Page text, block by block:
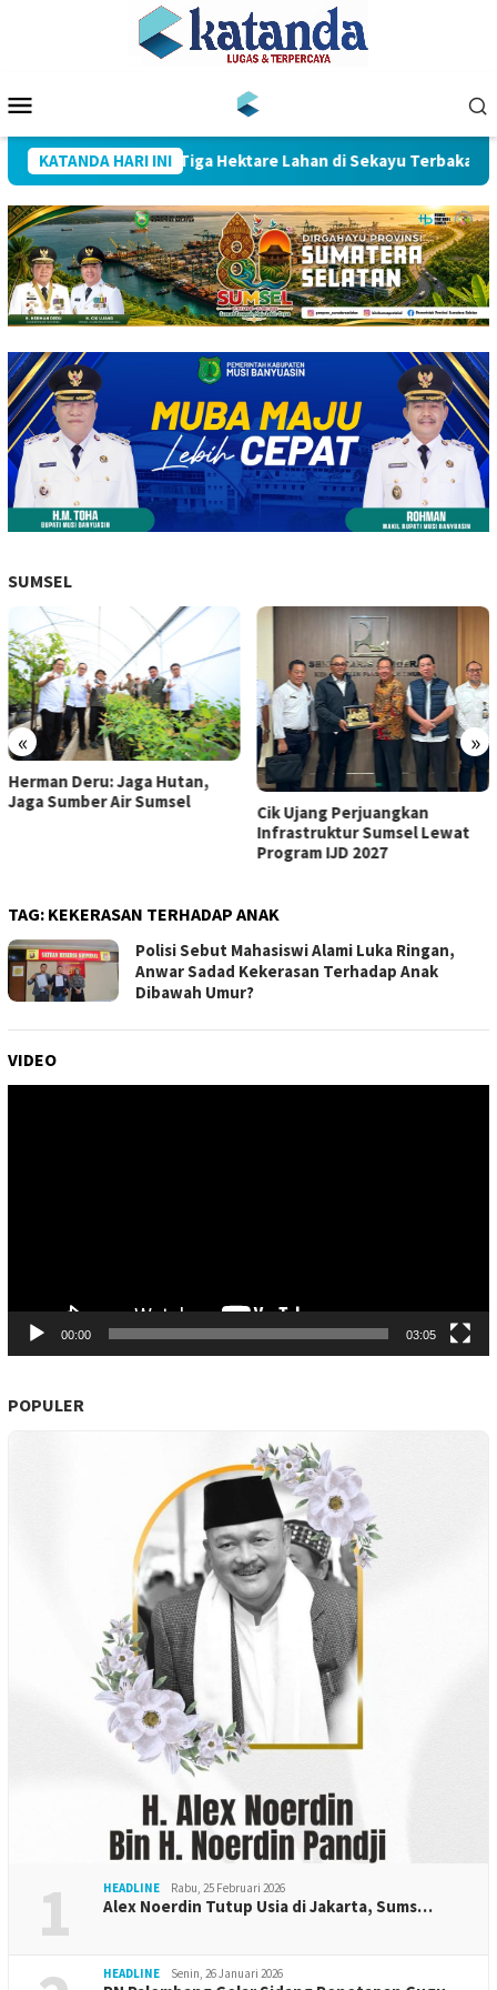
Mobile
KATANDA HARI INITiga Hektare Lahan di Sekayu Terbakar, Tim
SUMSEL
« »
Cik Ujang Perjuangkan
Herman Deru Motivasi Atlet
Usia Dini di Gubernur Sumsel
Cup Bulutangkis
TAG: KEKERASAN TERHADAP ANAK
Polisi Sebut Mahasiswi Alami Luka Ringan,
Anwar Sadad Kekerasan Terhadap Anak
Dibawah Umur?
VIDEO
00:00 03:05
POPULER
1 HEADLINE Rabu, 25 Februari 2026
Alex Noerdin Tutup Usia di Jakarta, Sums…
HEADLINE Senin, 26 Januari 2026